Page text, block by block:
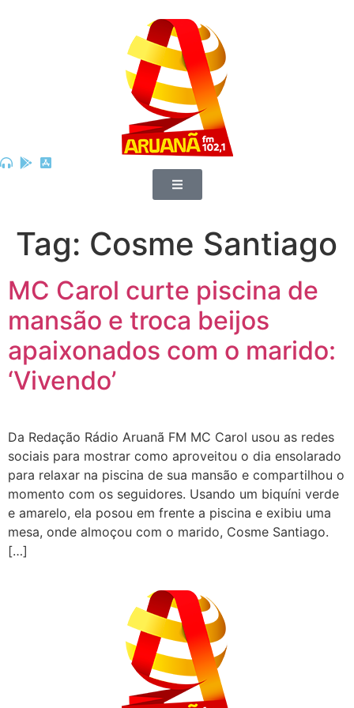
Tag: Cosme Santiago
MC Carol curte piscina de
mansão e troca beijos
apaixonados com o marido:
‘Vivendo’
Da Redação Rádio Aruanã FM MC Carol usou as redes
sociais para mostrar como aproveitou o dia ensolarado
para relaxar na piscina de sua mansão e compartilhou o
momento com os seguidores. Usando um biquíni verde
e amarelo, ela posou em frente a piscina e exibiu uma
mesa, onde almoçou com o marido, Cosme Santiago.
[…]